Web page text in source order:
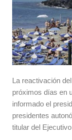
La reactivación
próximos días en
informado el
presidentes
titular del